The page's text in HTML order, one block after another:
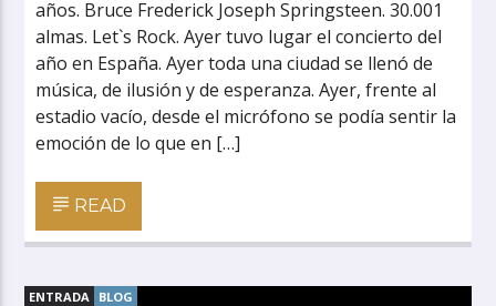
años. Bruce Frederick Joseph Springsteen. 30.001
almas. Let`s Rock. Ayer tuvo lugar el concierto del
año en España. Ayer toda una ciudad se llenó de
música, de ilusión y de esperanza. Ayer, frente al
estadio vacío, desde el micrófono se podía sentir la
emoción de lo que en […]
READ
ENTRADA BLOG